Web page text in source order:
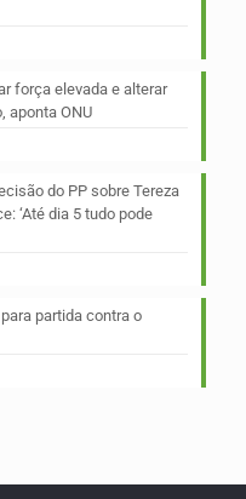
força elevada e alterar
aponta ONU
do PP sobre Tereza
‘Até dia 5 tudo pode
partida contra o